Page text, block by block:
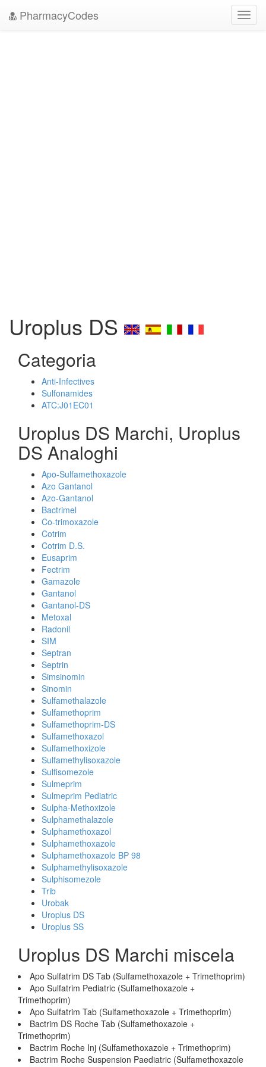
PharmacyCodes
Uroplus DS
Categoria
Anti-Infectives
Sulfonamides
ATC:J01EC01
Uroplus DS Marchi, Uroplus
DS Analoghi
Apo-Sulfamethoxazole
Azo Gantanol
Azo-Gantanol
Bactrimel
Co-trimoxazole
Cotrim
Cotrim D.S.
Eusaprim
Fectrim
Gamazole
Gantanol
Gantanol-DS
Metoxal
Radonil
SIM
Septran
Septrin
Simsinomin
Sinomin
Sulfamethalazole
Sulfamethoprim
Sulfamethoprim-DS
Sulfamethoxazol
Sulfamethoxizole
Sulfamethylisoxazole
Sulfisomezole
Sulmeprim
Sulmeprim Pediatric
Sulpha-Methoxizole
Sulphamethalazole
Sulphamethoxazol
Sulphamethoxazole
Sulphamethoxazole BP 98
Sulphamethylisoxazole
Sulphisomezole
Trib
Urobak
Uroplus DS
Uroplus SS
Uroplus DS Marchi miscela
Apo Sulfatrim DS Tab (Sulfamethoxazole + Trimethoprim)
Apo Sulfatrim Pediatric (Sulfamethoxazole +
Trimethoprim)
Apo Sulfatrim Tab (Sulfamethoxazole + Trimethoprim)
Bactrim DS Roche Tab (Sulfamethoxazole +
Trimethoprim)
Bactrim Roche Inj (Sulfamethoxazole + Trimethoprim)
Bactrim Roche Suspension Paediatric (Sulfamethoxazole